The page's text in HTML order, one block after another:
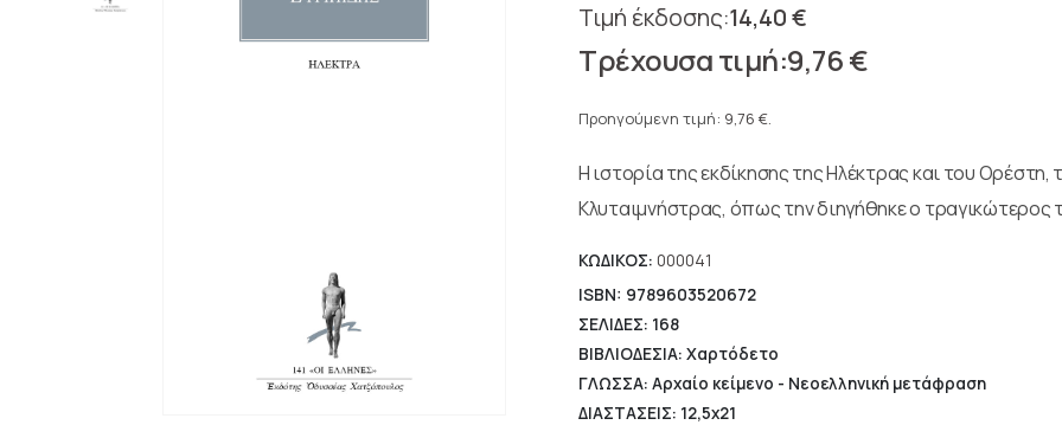
14,40€
Original
price
was:
14,40 €.
9,76€
τρέχουσα
είναι:
9,76 €.
Προηγούμενη τιμή: 9,76 €.
Η ιστορία της εκδίκησης της Ηλέκτρας και του
Κλυταιμνήστρας, όπως την διηγήθηκε ο τραγικώτερος
ΚΩΔΙΚΟΣ: 000041
ISBN: 9789603520672
ΣΕΛΙΔΕΣ: 168
ΒΙΒΛΙΟΔΕΣΙΑ: Χαρτόδετο
ΓΛΩΣΣΑ: Αρχαίο κείμενο - Νεοελληνική μετάφραση
ΔΙΑΣΤΑΣΕΙΣ: 12,5x21